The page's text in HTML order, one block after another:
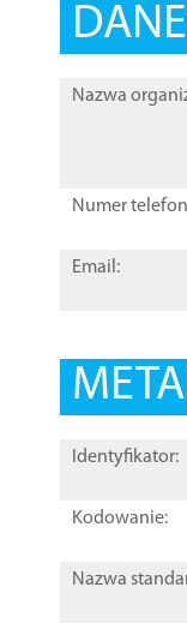
Nazwa
Numer
Email:
Identyfikator:
Kodowanie:
Nazwa